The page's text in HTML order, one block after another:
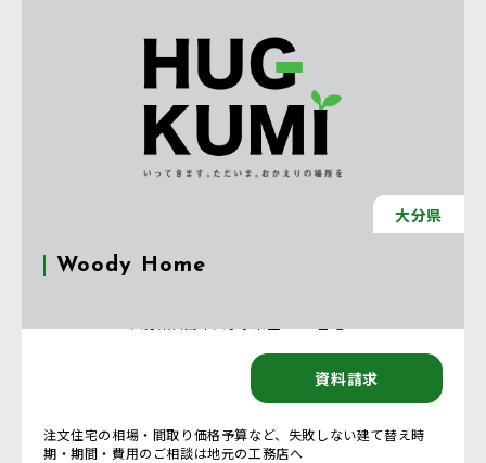
大分県
Woody Home
資料請求
注文住宅の相場・間取り価格予算など、失敗しない建て替え時
期・期間・費用のご相談は地元の工務店へ